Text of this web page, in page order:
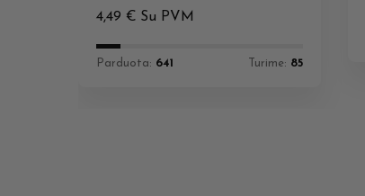
4,49 € Su PVM
Parduota: 641 Turime: 85